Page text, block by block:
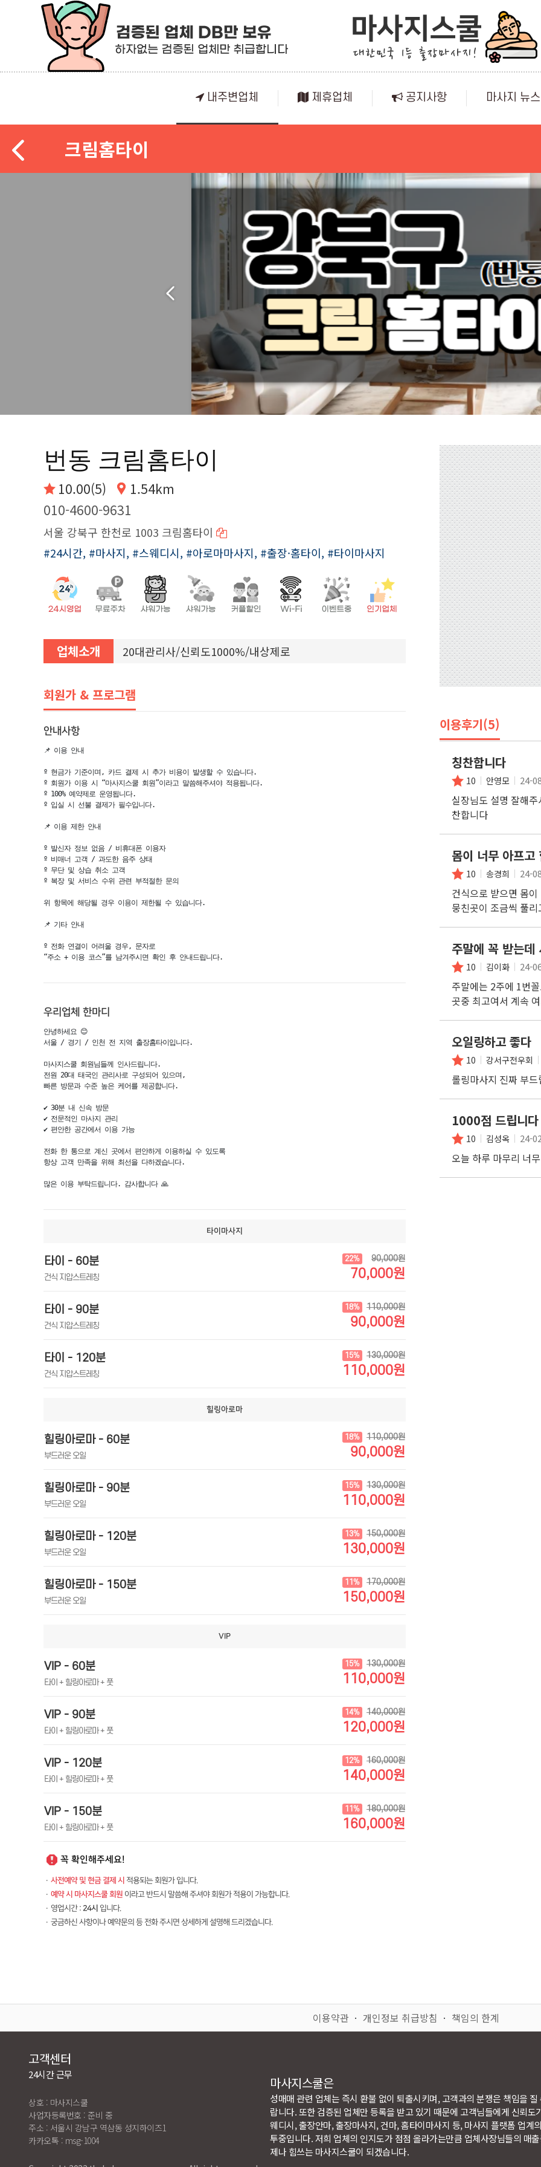
내주변업체 제휴업체 공지사항 마사지 뉴스
크림홈타이
번동 크림홈타이
10.00(5)
1.54km
010-4600-9631
서울 강북구 한천로 1003 크림홈타이
#24시간, #마사지, #스웨디시, #아로마마사지, #출장·홈타이, #타이마사지
업체소개 20대관리사/신뢰도1000%/내상제로
회원가 & 프로그램
안내사항
📌 이용 안내
º 현금가 기준이며, 카드 결제 시 추가 비용이 발생할 수 있습니다.
º 회원가 이용 시 “마사지스쿨 회원”이라고 말씀해주셔야 적용됩니다.
º 100% 예약제로 운영됩니다.
º 입실 시 선불 결제가 필수입니다.
📌 이용 제한 안내
º 발신자 정보 없음 / 비휴대폰 이용자
º 비매너 고객 / 과도한 음주 상태
º 무단 및 상습 취소 고객
º 복장 및 서비스 수위 관련 부적절한 문의
위 항목에 해당될 경우 이용이 제한될 수 있습니다.
📌 기타 안내
º 전화 연결이 어려울 경우, 문자로
“주소 + 이용 코스”를 남겨주시면 확인 후 안내드립니다.
우리업체 한마디
안녕하세요 😊
서울 / 경기 / 인천 전 지역 출장홈타이입니다.
마사지스쿨 회원님들께 인사드립니다.
전원 20대 태국인 관리사로 구성되어 있으며,
빠른 방문과 수준 높은 케어를 제공합니다.
✔ 30분 내 신속 방문
✔ 전문적인 마사지 관리
✔ 편안한 공간에서 이용 가능
전화 한 통으로 계신 곳에서 편안하게 이용하실 수 있도록
항상 고객 만족을 위해 최선을 다하겠습니다.
많은 이용 부탁드립니다. 감사합니다 🙏
타이마사지
타이 - 60분
건식 지압스트레칭
90,000원
22%
70,000원
타이 - 90분
건식 지압스트레칭
110,000원
18%
90,000원
타이 - 120분
건식 지압스트레칭
130,000원
15%
110,000원
힐링아로마
힐링아로마 - 60분
부드러운 오일
110,000원
18%
90,000원
힐링아로마 - 90분
부드러운 오일
130,000원
15%
110,000원
힐링아로마 - 120분
부드러운 오일
150,000원
13%
130,000원
힐링아로마 - 150분
부드러운 오일
170,000원
11%
150,000원
VIP
VIP - 60분
타이 + 힐링아로마 + 풋
130,000원
15%
110,000원
VIP - 90분
타이 + 힐링아로마 + 풋
140,000원
14%
120,000원
VIP - 120분
타이 + 힐링아로마 + 풋
160,000원
12%
140,000원
VIP - 150분
타이 + 힐링아로마 + 풋
180,000원
11%
160,000원
꼭 확인해주세요!
· 사전예약 및 현금 결제 시 적용되는 회원가 입니다.
· 예약 시 마사지스쿨 회원 이라고 반드시 말씀해 주셔야 회원가 적용이 가능합니다.
· 영업시간 : 24시 입니다.
· 궁금하신 사항이나 예약문의 등 전화 주시면 상세하게 설명해 드리겠습니다.
이용후기(5)
칭찬합니다
10 안영모 24-
실장님도 설명 잘해
찬합니다
몸이 너무 아프고
10 송경희 24-
건식으로 받으면 몸
뭉친곳이 조금씩 풀
주말에 꼭 받는데
10 김이화 24-
주말에는 2주에 1번
곳중 최고여서 계속
오일링하고 좋다
10 강서구전우회
롤링마사지 진짜 부
1000점 드립니다
10 김성옥 24-
오늘 하루 마무리 너
이용약관 ㆍ 개인정보 취급방침 ㆍ 책임의 한계
고객센터
24시간 근무
상호 : 마사지스쿨
사업자등록번호 : 준비 중
주소 : 서울시 강남구 역삼동 성지하이즈1
카카오톡 : msg-1004
마사지스쿨은
성매매 관련 업체는 즉시 환불 없이 퇴출시키며, 고객과의 분쟁은 책임을
랍니다. 또한 검증된 업체만 등록을 받고 있기 때문에 고객님들에게 신뢰도
웨디시, 출장안마, 출장마사지, 건마, 홈타이마사지 등, 마사지 플랫폼 업계
투중입니다. 저희 업체의 인지도가 점점 올라가는만큼 업체사장님들의 매
제나 힘쓰는 마사지스쿨이 되겠습니다.